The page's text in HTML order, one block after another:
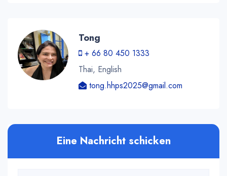
Tong
+ 66 80 450 1333
Thai, English
tong.hhps2025@gmail.com
Eine Nachricht schicken